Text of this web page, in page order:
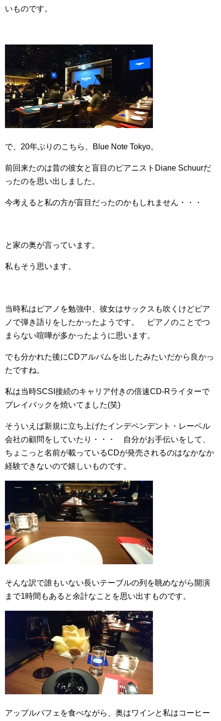
いものです。
で、20年ぶりのこちら、Blue Note Tokyo。
前回来たのは昔の彼女と盲目のピアニストDiane Schuurだ
ったのを思い出しました。
今考えると私の方が盲目だったのかもしれません・・・
と家の奥が言っています。
私もそう思います。
当時私はピアノを勉強中、彼女はサックスも吹くけどピア
ノで弾き語りをしたかったようです。 ピアノのことでつ
まらない喧嘩が多かったように思います。
でも分かれた後にCDアルバムを出したみたいだから良かっ
たですね。
私は当時SCSI接続のキャリア付きの倍速CD-Rライターで
プレイバックを焼いてました(笑)
そういえば新規に立ち上げたインデペンデント・レーベル
会社の顧問をしていたり・・・ 自分がお手伝いをして、
ちょこっと名前が載っているCDが発売されるのはなかなか
経験できないので嬉しいものです。
そんな訳で誰もいない長いテーブルの列を眺めながら開演
まで1時間もあると余計なことを思い出すものです。
アップルパフェを食べながら、奥はワインと私はコーヒー